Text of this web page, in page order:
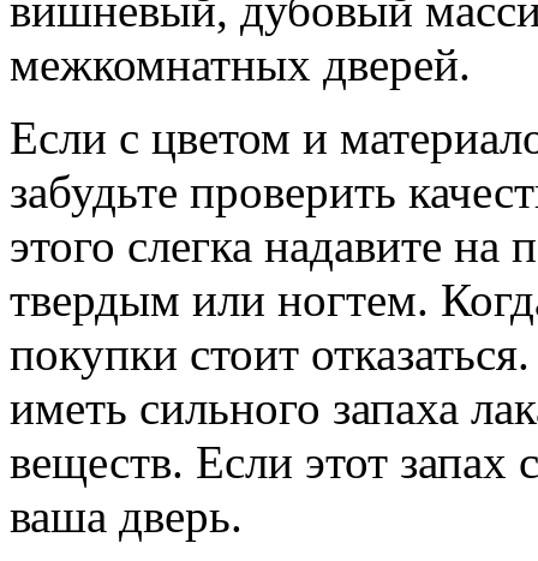
межкомнатных дверей.
Если с цветом и
забудьте проверить
этого слегка надавите на
твердым или ногтем.
покупки стоит
иметь сильного запаха
веществ. Если этот
ваша дверь.